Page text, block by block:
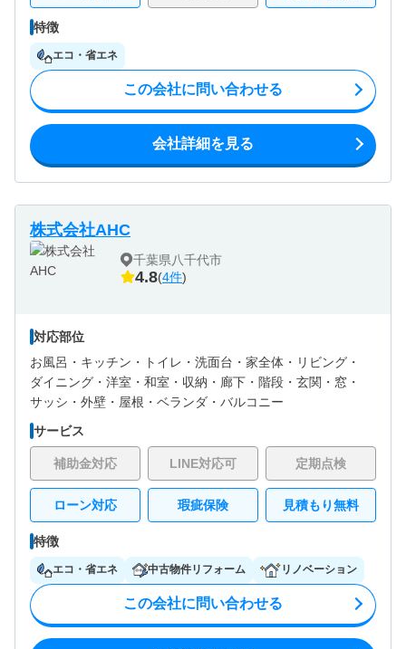
特徴
エコ・省エネ
この会社に問い合わせる
会社詳細を見る
株式会社AHC
千葉県八千代市
4.8(4件)
対応部位
お風呂・ キッチン・ トイレ・ 洗面台・ 家全体・ リビング・
ダイニング・ 洋室・ 和室・ 収納・ 廊下・ 階段・ 玄関・ 窓・
サッシ・ 外壁・ 屋根・ ベランダ・バルコニー
サービス
補助金対応 LINE対応可 定期点検
ローン対応 瑕疵保険 見積もり無料
特徴
エコ・省エネ 中古物件リフォーム リノベーション
この会社に問い合わせる